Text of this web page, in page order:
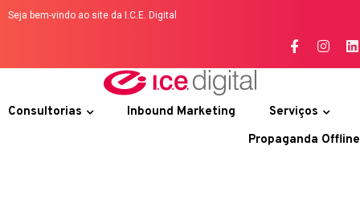
Seja bem-vindo ao site da I.C.E. Digital
Consultorias Inbound Marketing
Serviços
Propaganda Offline